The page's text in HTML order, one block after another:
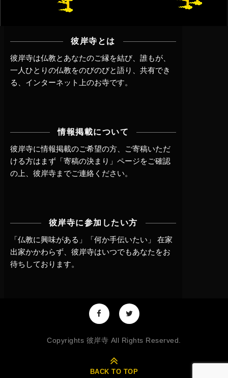
彼岸寺とは
彼岸寺は仏教とあなたのご縁を結び、誰もが、
一人ひとりの仏教をのびのびと語り、共有でき
る、インターネット上のお寺です。
情報掲載について
彼岸寺に情報掲載のご希望の方、ご寄稿いただ
ける方はまず 「寄稿の決まり」ページをご確認
の上、 彼岸寺までご連絡 ください。
彼岸寺に参加したい方
「仏教に興味がある」「何か手伝いたい」 在家
出家かかわらず、 彼岸寺はいつでもあなたをお
待ちしております。
Copyrights 彼岸寺 All Rights Reserved.
BACK TO TOP